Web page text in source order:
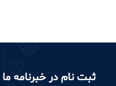
ثبت نام در خبرنامه ما